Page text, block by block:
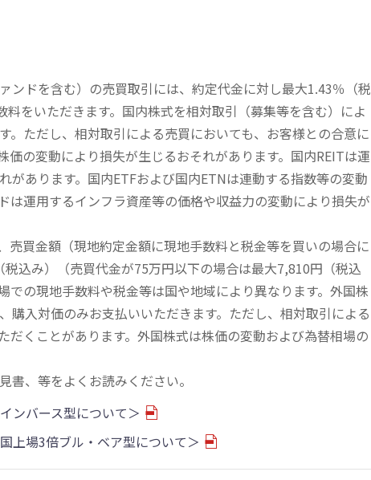
ンドを含む）の売買取引には、約定代金に対し最大1.43％（税
をいただきます。国内株式を相対取引（募集等を含む）によ
。ただし、相対取引による売買においても、お客様との合意に
の変動により損失が生じるおそれがあります。国内REITは運
あります。国内ETFおよび国内ETNは連動する指数等の変動
運用するインフラ資産等の価格や収益力の変動により損失が
買金額（現地約定金額に現地手数料と税金等を買いの場合に
込み）（売買代金が75万円以下の場合は最大7,810円（税込
の現地手数料や税金等は国や地域により異なります。外国株
入対価のみお支払いいただきます。ただし、相対取引による
くことがあります。外国株式は株価の変動および為替相場の
、等をよくお読みください。
ンバース型について＞
上場3倍ブル・ベア型について＞